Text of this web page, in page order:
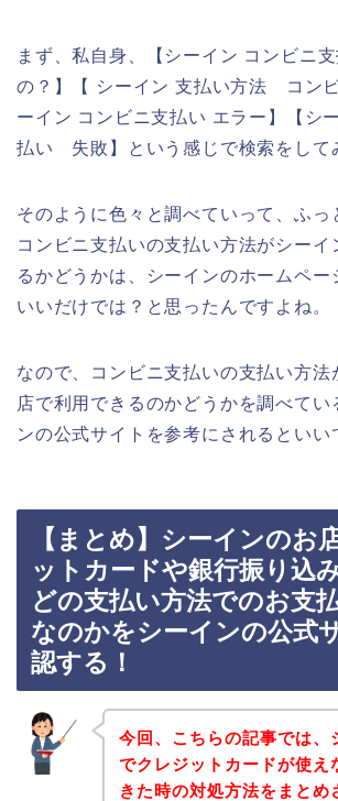
まず、私自身、【シーイン コンビニ
の？】【 シーイン 支払い方法 コン
ーイン コンビニ支払い エラー】【シ
払い 失敗】という感じで検索をして
そのように色々と調べていって、ふっ
コンビニ支払いの支払い方法がシーイ
るかどうかは、シーインのホームペー
いいだけでは？と思ったんですよね。
なので、コンビニ支払いの支払い方法
店で利用できるのかどうかを調べてい
ンの公式サイトを参考にされるといい
【まとめ】シーインのお
ットカードや銀行振り込
どの支払い方法でのお支
なのかをシーインの公式
認する！
今回、こちらの記事では、
でクレジットカードが使え
きた時の対処方法をまとめ